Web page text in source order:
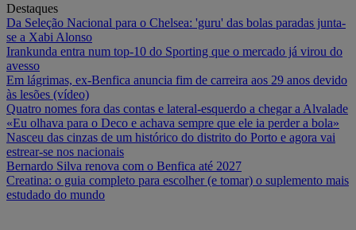
Destaques
Da Seleção Nacional para o Chelsea: 'guru' das bolas paradas junta-
se a Xabi Alonso
Irankunda entra num top-10 do Sporting que o mercado já virou do
avesso
Em lágrimas, ex-Benfica anuncia fim de carreira aos 29 anos devido
às lesões (vídeo)
Quatro nomes fora das contas e lateral-esquerdo a chegar a Alvalade
«Eu olhava para o Deco e achava sempre que ele ia perder a bola»
Nasceu das cinzas de um histórico do distrito do Porto e agora vai
estrear-se nos nacionais
Bernardo Silva renova com o Benfica até 2027
Creatina: o guia completo para escolher (e tomar) o suplemento mais
estudado do mundo